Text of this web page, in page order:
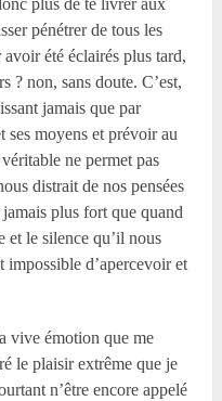
plus de te livrer aux
pénétrer de tous les
été éclairés plus tard,
? non, sans doute. C’est,
jamais que par
ses moyens et prévoir au
ne permet pas
distrait de nos pensées
jamais plus fort que quand
et le silence qu’il nous
impossible d’apercevoir et
vive émotion que me
le plaisir extrême que je
n’être encore appelé